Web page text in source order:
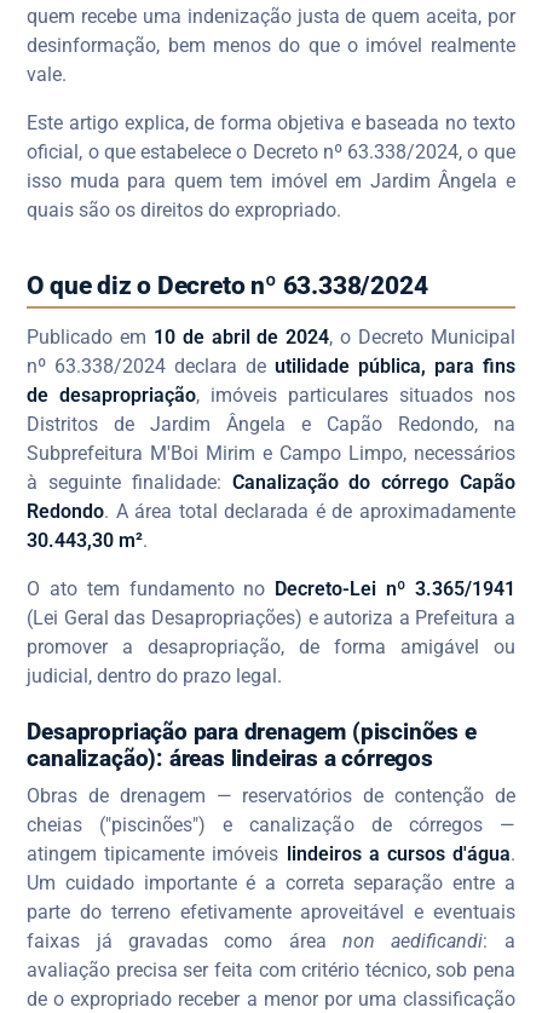
quem recebe uma indenização justa de quem aceita, por
desinformação, bem menos do que o imóvel realmente
vale.
Este artigo explica, de forma objetiva e baseada no texto
oficial, o que estabelece o Decreto nº 63.338/2024, o que
isso muda para quem tem imóvel em Jardim Ângela e
quais são os direitos do expropriado.
O que diz o Decreto nº 63.338/2024
Publicado em 10 de abril de 2024, o Decreto Municipal
nº 63.338/2024 declara de utilidade pública, para fins
de desapropriação, imóveis particulares situados nos
Distritos de Jardim Ângela e Capão Redondo, na
Subprefeitura M'Boi Mirim e Campo Limpo, necessários
à seguinte finalidade: Canalização do córrego Capão
Redondo. A área total declarada é de aproximadamente
30.443,30 m².
O ato tem fundamento no Decreto-Lei nº 3.365/1941
(Lei Geral das Desapropriações) e autoriza a Prefeitura a
promover a desapropriação, de forma amigável ou
judicial, dentro do prazo legal.
Desapropriação para drenagem (piscinões e
canalização): áreas lindeiras a córregos
Obras de drenagem — reservatórios de contenção de
cheias ("piscinões") e canalização de córregos —
atingem tipicamente imóveis
lindeiros a cursos d'água.
Um cuidado importante é a correta separação entre a
parte do terreno efetivamente aproveitável e eventuais
faixas já gravadas como área non aedificandi: a
avaliação precisa ser feita com critério técnico, sob pena
de o expropriado receber a menor por uma classificação